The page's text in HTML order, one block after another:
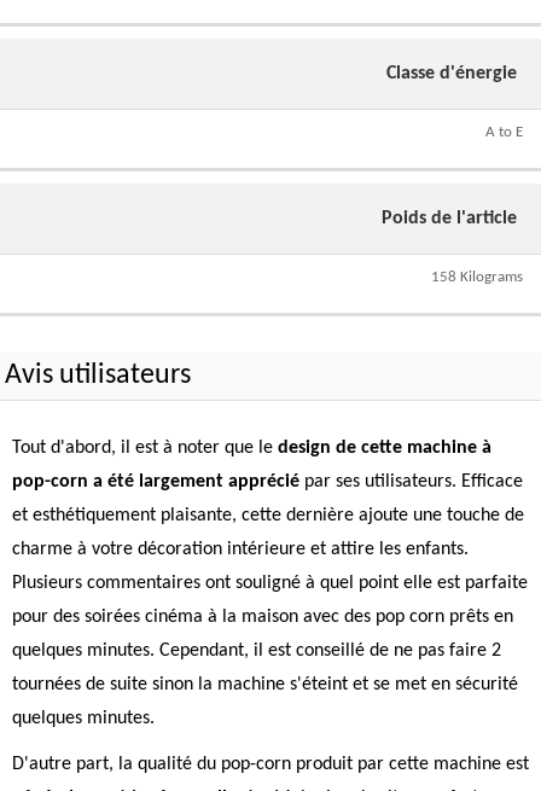
Classe d'énergie
A to E
Poids de l'article
158 Kilograms
Avis utilisateurs
Tout d'abord, il est à noter que le design de cette machine à
pop-corn a été largement apprécié par ses utilisateurs. Efficace
et esthétiquement plaisante, cette dernière ajoute une touche de
charme à votre décoration intérieure et attire les enfants.
Plusieurs commentaires ont souligné à quel point elle est parfaite
pour des soirées cinéma à la maison avec des pop corn prêts en
quelques minutes. Cependant, il est conseillé de ne pas faire 2
tournées de suite sinon la machine s'éteint et se met en sécurité
quelques minutes.
D'autre part, la qualité du pop-corn produit par cette machine est